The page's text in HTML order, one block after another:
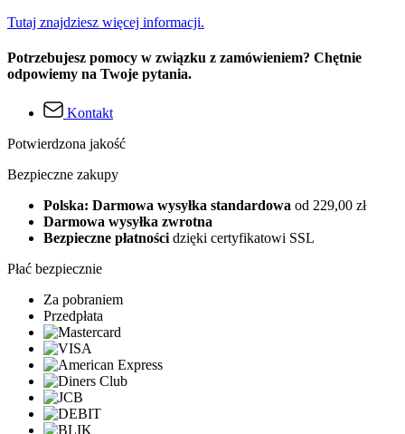
Tutaj znajdziesz więcej informacji.
Potrzebujesz pomocy w związku z zamówieniem? Chętnie
odpowiemy na Twoje pytania.
Kontakt
Potwierdzona jakość
Bezpieczne zakupy
Polska: Darmowa wysyłka standardowa od 229,00 zł
Darmowa wysyłka zwrotna
Bezpieczne płatności dzięki certyfikatowi SSL
Płać bezpiecznie
Za pobraniem
Przedpłata